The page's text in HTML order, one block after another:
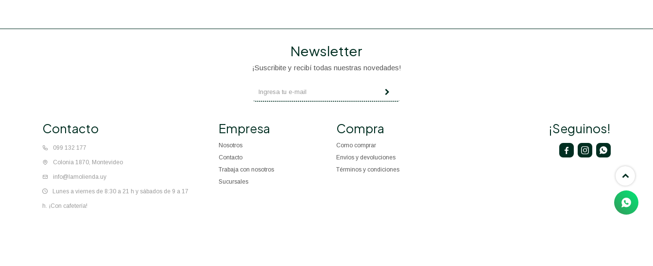
Contacto
099 132 177
Colonia 1870, Montevideo
info@lamolienda.uy
Lunes a viernes de 8:30 a 21 h y sábados de 9 a 17
h. ¡Con cafetería!
Empresa
Nosotros
Contacto
Trabaja con nosotros
Sucursales
Compra
Como comprar
Envíos y devoluciones
Términos y condiciones
Newsletter
¡Suscribite y recibí todas nuestras novedades!
¡Seguinos!
  